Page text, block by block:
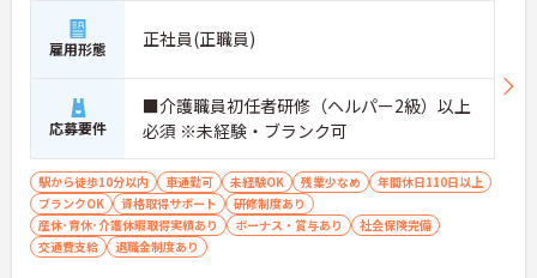
ではなく、じっくりと人と向き合いたい」という方
にぴったりの環境です。
＜手厚い指導と資格支援＞入社後は2週間程度の研
修期間があり、先輩と一緒に業務を覚えながら、少
しずつ独り立ちを目指せます。また、入社後のキャ
リアアップ制度や、就業後の資格取得を積極的にサ
ポートする体制が整っています。
＜大手・日本生命グループだからこその安定感＞
「全国約1,900カ所を展開し、日本生命グループに
加わった大手企業ならではのコンプライアンスと福
利厚生の充実度が安心の決め手です。基本給に加え
雇用形態 正社員(正職員)
応募要件
■介護職員初任者研修（ヘルパー2級）以上
必須 ※未経験・ブランク可
駅から徒歩10分以内 車通勤可 未経験OK 残業少なめ
年間休日110日以上
ブランクOK
資格取得サポート
研修制度あり
産休･育休･介護休暇取得実績あり
ボーナス・賞与あり
社会保険完備
交通費支給
退職金制度あり